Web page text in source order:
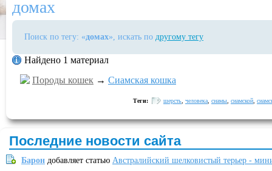
домах
Поиск по тегу: «домах», искать по другому тегу
Найдено 1 материал
Породы кошек → Сиамская кошка
Теги: шерсть человека сиамы сиамской
Последние новости сайта
Барон добавляет статью Австралийский шелковистый терьер -